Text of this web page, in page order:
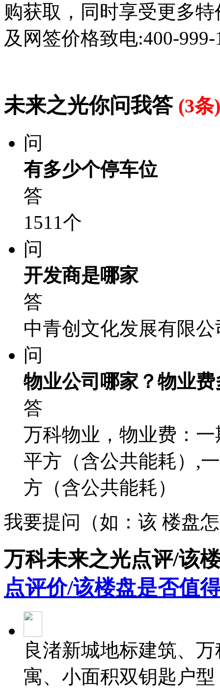
购获取，同时享受更多
及网签价格致电:400-
未来之光你问我答 (3条)
问
有多少个停车位
答
1511个
问
开发商是哪家
答
中青创文化发展有限公
问
物业公司哪家？物业
答
万科物业，物业费：
平方（含公共能耗）,
方（含公共能耗）
我要提问（如：该 楼盘
万科未来之光点评/该
点评价/该楼盘是否值
良渚新城地标建筑、
寓、小面积双钥匙户